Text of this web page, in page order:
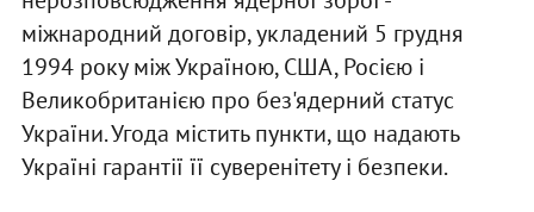
міжнародний договір, укладений 5 грудня
1994 року між Україною, США, Росією і
Великобританією про без'ядерний статус
України. Угода містить пункти, що надають
Україні гарантії її суверенітету і безпеки.